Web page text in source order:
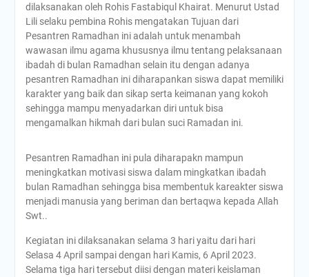
dilaksanakan oleh Rohis Fastabiqul Khairat. Menurut Ustad
Lili selaku pembina Rohis mengatakan Tujuan dari
Pesantren Ramadhan ini adalah untuk menambah
wawasan ilmu agama khususnya ilmu tentang pelaksanaan
ibadah di bulan Ramadhan selain itu dengan adanya
pesantren Ramadhan ini diharapankan siswa dapat memiliki
karakter yang baik dan sikap serta keimanan yang kokoh
sehingga mampu menyadarkan diri untuk bisa
mengamalkan hikmah dari bulan suci Ramadan ini.
Pesantren Ramadhan ini pula diharapakn mampun
meningkatkan motivasi siswa dalam mingkatkan ibadah
bulan Ramadhan sehingga bisa membentuk kareakter siswa
menjadi manusia yang beriman dan bertaqwa kepada Allah
Swt..
Kegiatan ini dilaksanakan selama 3 hari yaitu dari hari
Selasa 4 April sampai dengan hari Kamis, 6 April 2023.
Selama tiga hari tersebut diisi dengan materi keislaman